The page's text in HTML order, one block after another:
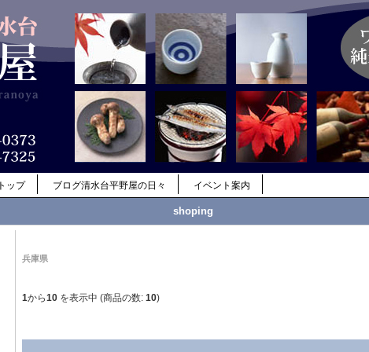
ップ ブログ清水台平野屋の日々 イベント案内
shoping
兵庫県
1から10 を表示中 (商品の数: 10)